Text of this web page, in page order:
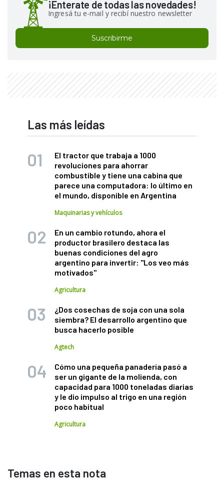
¡Enterate de todas las novedades!
Ingresá tu e-mail y recibí nuestro newsletter
Suscribirme
Las más leídas
El tractor que trabaja a 1000
revoluciones para ahorrar
combustible y tiene una cabina que
parece una computadora: lo último en
el mundo, disponible en Argentina
Maquinarias y vehículos
En un cambio rotundo, ahora el
productor brasilero destaca las
buenas condiciones del agro
argentino para invertir: "Los veo más
motivados"
Agricultura
¿Dos cosechas de soja con una sola
siembra? El desarrollo argentino que
busca hacerlo posible
Agtech
Cómo una pequeña panadería pasó a
ser un gigante de la molienda, con
capacidad para 1000 toneladas diarias
y le dio impulso al trigo en una región
poco habitual
Agricultura
Temas en esta nota